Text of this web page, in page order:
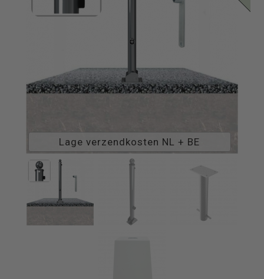
Lage verzendkosten NL + BE